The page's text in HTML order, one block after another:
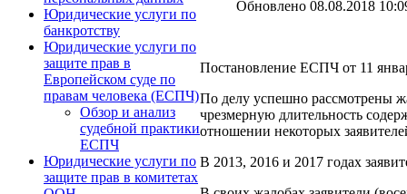
Юридические услуги по
банкротству
Юридические услуги по
защите прав в
Европейском суде по
правам человека (ЕСПЧ)
Обзор и анализ
судебной практики
ЕСПЧ
Юридические услуги по
защите прав в комитетах
Обновлено 08.08.2018
Постановление ЕСПЧ от 11
По делу успешно рассмотрены
чрезмерную длительность
отношении некоторых
В 2013, 2016 и 2017 годах